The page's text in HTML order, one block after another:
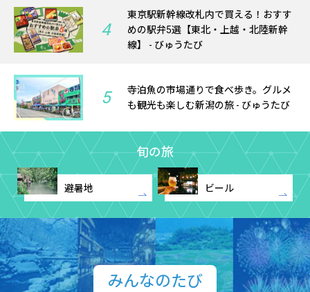
4
東京駅新幹線改札内で買える！おすす
めの駅弁5選【東北・上越・北陸新幹
線】 - びゅうたび
5
寺泊魚の市場通りで食べ歩き。グルメ
も観光も楽しむ新潟の旅 - びゅうたび
旬の旅
避暑地 ビール
みんなのたび​